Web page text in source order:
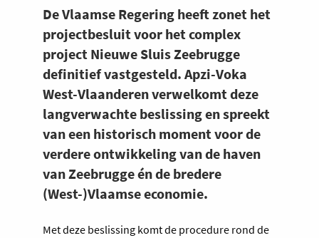
De Vlaamse Regering heeft zonet het
projectbesluit voor het complex
project Nieuwe Sluis Zeebrugge
definitief vastgesteld. Apzi-Voka
West-Vlaanderen verwelkomt deze
langverwachte beslissing en spreekt
van een historisch moment voor de
verdere ontwikkeling van de haven
van Zeebrugge én de bredere
(West-)Vlaamse economie.
Met deze beslissing komt de procedure rond de